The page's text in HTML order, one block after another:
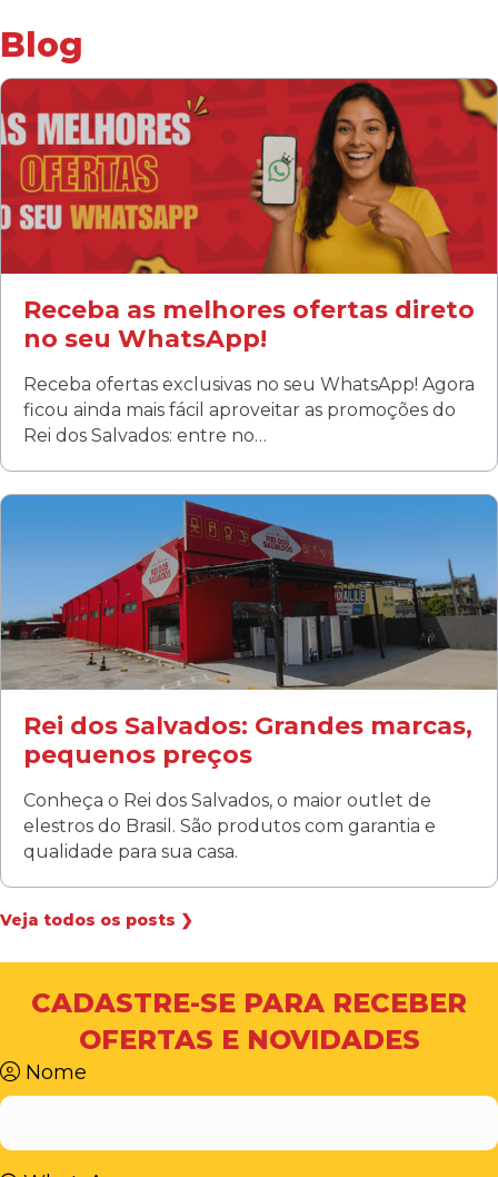
Fanny
Rua Albino Beatriz, 100 - Fanny, Curitiba –PR
Segunda a sábado: 09h00 às 19h00
Domingo: FECHADA
ÚLTIMOS DIAS DE LIQUIDAÇÃO!
(41) 3411-1754
(41) 99249-4620
Blog
Receba as melhores ofertas direto
no seu WhatsApp!
Receba ofertas exclusivas no seu WhatsApp! Agora
ficou ainda mais fácil aproveitar as promoções do
Rei dos Salvados: entre no…
Rei dos Salvados: Grandes marcas,
pequenos preços
Conheça o Rei dos Salvados, o maior outlet de
elestros do Brasil. São produtos com garantia e
qualidade para sua casa.
Veja todos os posts ❯
CADASTRE-SE PARA RECEBER
OFERTAS E NOVIDADES
Nome